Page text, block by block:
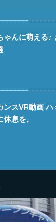
ゃんに萌える♪
ンスVR動画 ハ
息を。